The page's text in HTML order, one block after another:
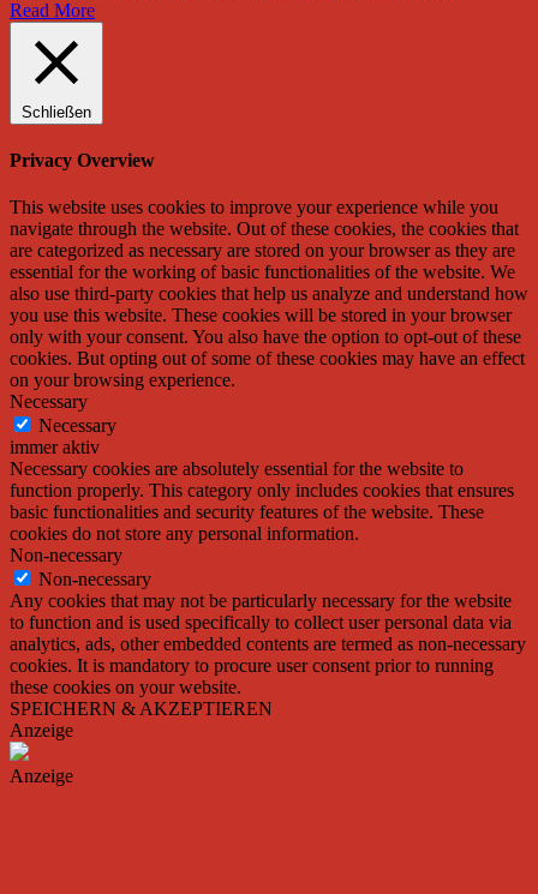
Read More
Schließen
Privacy Overview
This website uses cookies to improve your experience while you
navigate through the website. Out of these cookies, the cookies that
are categorized as necessary are stored on your browser as they are
essential for the working of basic functionalities of the website. We
also use third-party cookies that help us analyze and understand how
you use this website. These cookies will be stored in your browser
only with your consent. You also have the option to opt-out of these
cookies. But opting out of some of these cookies may have an effect
on your browsing experience.
Necessary
Necessary
immer aktiv
Necessary cookies are absolutely essential for the website to
function properly. This category only includes cookies that ensures
basic functionalities and security features of the website. These
cookies do not store any personal information.
Non-necessary
Non-necessary
Any cookies that may not be particularly necessary for the website
to function and is used specifically to collect user personal data via
analytics, ads, other embedded contents are termed as non-necessary
cookies. It is mandatory to procure user consent prior to running
these cookies on your website.
SPEICHERN & AKZEPTIEREN
Anzeige
Anzeige